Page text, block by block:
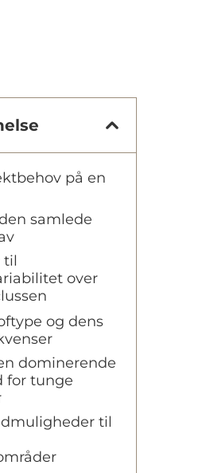
på en
samlede
til
over
og dens
dominerende
for tunge
til